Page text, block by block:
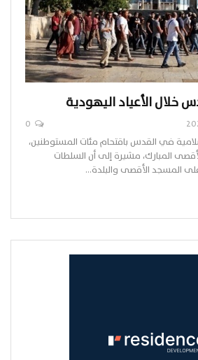
خلال الأعياد اليهودية
في القدس باقتحام مئات المستوطنين،
المبارك، مشيرة إلى أن السلطات
المسجد الأقصى والبلدة…